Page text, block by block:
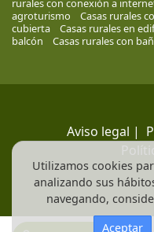
rurales con conexión a
agroturismo
Casas rurales
cubierta
Casas rurales en
balcón
Casas rurales con
Aviso legal |
Utilizamos cookies
analizando sus
navegando,
Aceptar